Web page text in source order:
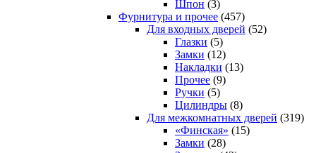
Шпон (3)
Фурнитура и прочее (457)
Для входных дверей (52)
Глазки (5)
Замки (12)
Накладки (13)
Прочее (9)
Ручки (5)
Цилиндры (8)
Для межкомнатных дверей (319)
«Финская» (15)
Замки (28)